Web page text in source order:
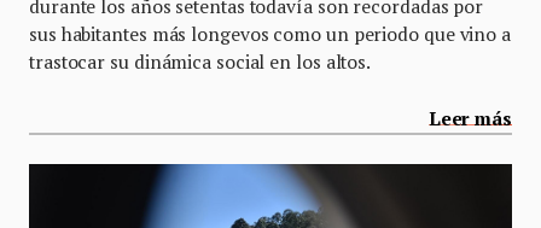
durante los años setentas todavía son recordadas por
sus habitantes más longevos como un periodo que vino a
trastocar su dinámica social en los altos.
Leer más